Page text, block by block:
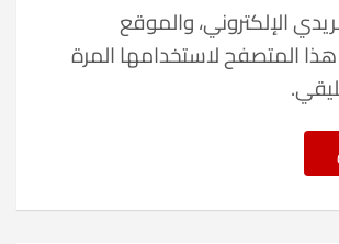
الإلكتروني، والموقع
المتصفح لاستخدامها المرة